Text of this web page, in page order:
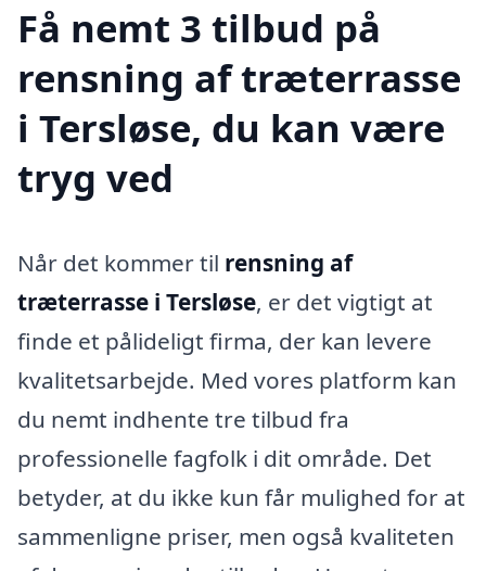
Få nemt 3 tilbud på
rensning af træterrasse
i Tersløse, du kan være
tryg ved
Når det kommer til rensning af
træterrasse i Tersløse, er det vigtigt at
finde et pålideligt firma, der kan levere
kvalitetsarbejde. Med vores platform kan
du nemt indhente tre tilbud fra
professionelle fagfolk i dit område. Det
betyder, at du ikke kun får mulighed for at
sammenligne priser, men også kvaliteten